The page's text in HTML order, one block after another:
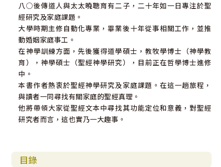
八○後傳道人與太太曉聰育有二子，二十年如一日專注於聖
經研究及家庭課題。
大學時期主修自動化專業，畢業後十年從事相關工作，並推
動婚姻家庭事工。
在神學訓練方面，先後獲得道學碩士，教牧學博士（神學教
育），神學碩士（聖經神學研究），目前正在哲學博士進修
中。
本書作者熱衷於聖經神學研究及家庭課題。在這一趟旅程，
與讀者一同尋找有關家庭的聖經真理。
他將帶領大家從聖經文本中尋找其功能定位和意義，對聖經
研究者而言，這也實乃一大趣事。
目錄